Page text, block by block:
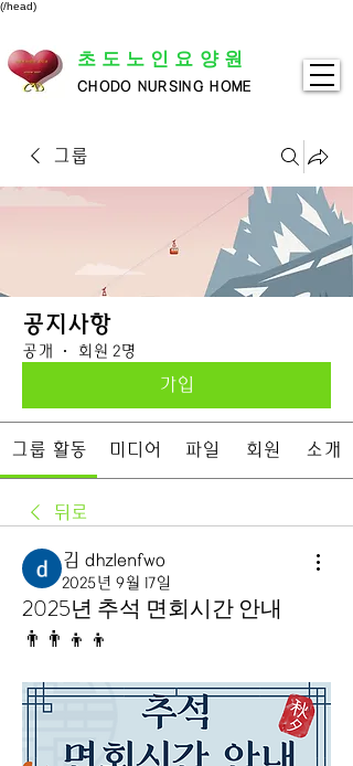
(/head)
초도노인요양원
CHODO NURSING HOME
그룹
공지사항
공개 · 회원 2명
가입
그룹 활동 미디어 파일 회원 소개
뒤로
김 dhzlenfwo
2025년 9월 17일
2025년 추석 면회시간 안내
👨‍👨‍👦‍👦